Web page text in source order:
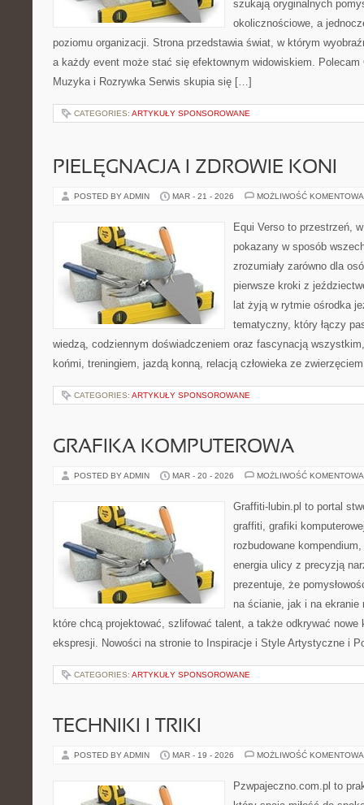
szukają oryginalnych
okolicznościowe, a
poziomu organizacji. Strona przedstawia świat, w którym
a każdy event może stać się efektownym widowiskiem. Polecam
Muzyka i Rozrywka Serwis skupia się […]
CATEGORIES: ARTYKUŁY SPONSOROWANE
PIELĘGNACJA I ZDROWIE KONI
POSTED BY ADMIN MAR - 21 - 2026 MOŻLIWOŚĆ
Equi Verso to przestrzeń,
pokazany w sposób
zrozumiały zarówno dla
pierwsze kroki z
lat żyją w rytmie ośrodka
tematyczny, który łączy
wiedzą, codziennym doświadczeniem oraz fascynacją
końmi, treningiem, jazdą konną, relacją człowieka ze
CATEGORIES: ARTYKUŁY SPONSOROWANE
GRAFIKA KOMPUTEROWA
POSTED BY ADMIN MAR - 20 - 2026 MOŻLIWOŚĆ
Graffiti-lubin.pl to portal
graffiti, grafiki
rozbudowane
energia ulicy z precyzją
prezentuje, że
na ścianie, jak i na ekranie
które chcą projektować, szlifować talent, a także odkrywać nowe
ekspresji. Nowości na stronie to Inspiracje i Style Artystyczne i
CATEGORIES: ARTYKUŁY SPONSOROWANE
TECHNIKI I TRIKI
POSTED BY ADMIN MAR - 19 - 2026 MOŻLIWOŚĆ
Pzwpajeczno.com.pl to